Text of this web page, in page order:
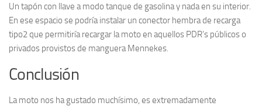
Un tapón con llave a modo tanque de gasolina y nada en su interior.
En ese espacio se podría instalar un conector hembra de recarga
tipo2 que permitiría recargar la moto en aquellos PDR’s públicos o
privados provistos de manguera Mennekes.
Conclusión
La moto nos ha gustado muchísimo, es extremadamente